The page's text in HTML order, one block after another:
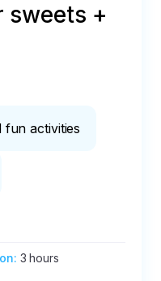
sweets +
fun activities
: 3 hours